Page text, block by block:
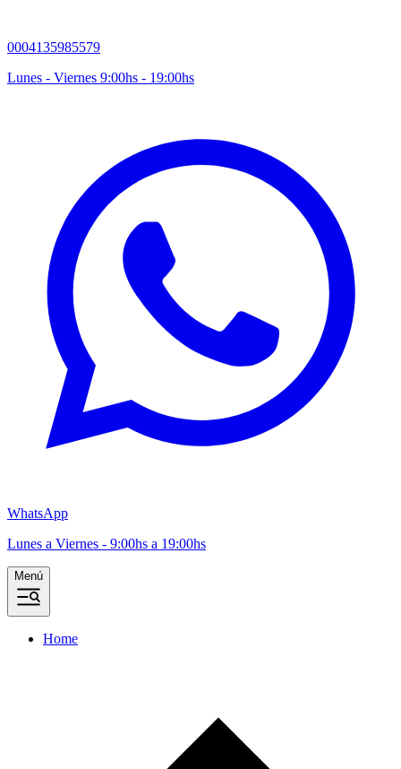
0004135985579
Lunes - Viernes 9:00hs - 19:00hs
WhatsApp
Lunes a Viernes - 9:00hs a 19:00hs
Menú
Home